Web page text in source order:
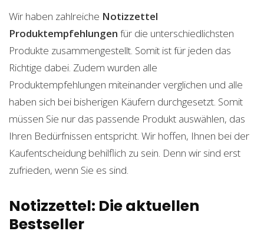
Wir haben zahlreiche Notizzettel
Produktempfehlungen für die unterschiedlichsten
Produkte zusammengestellt. Somit ist für jeden das
Richtige dabei. Zudem wurden alle
Produktempfehlungen miteinander verglichen und alle
haben sich bei bisherigen Käufern durchgesetzt. Somit
müssen Sie nur das passende Produkt auswählen, das
Ihren Bedürfnissen entspricht. Wir hoffen, Ihnen bei der
Kaufentscheidung behilflich zu sein. Denn wir sind erst
zufrieden, wenn Sie es sind.
Notizzettel: Die aktuellen
Bestseller